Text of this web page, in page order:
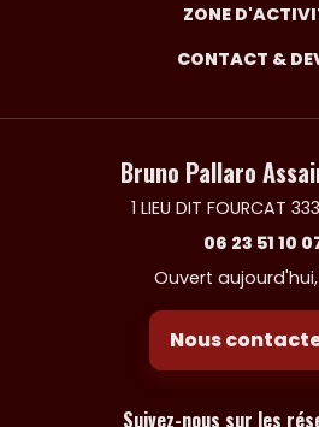
ZONE
CONTACT &
Bruno Pallaro
1 LIEU DIT FOURCAT
06 23 51 10
Ouvert
Nous
Suivez-nous sur les